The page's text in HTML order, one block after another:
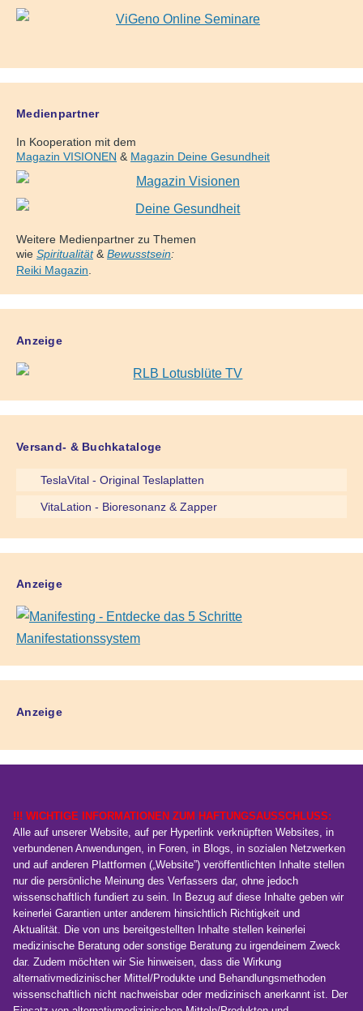
Medienpartner
In Kooperation mit dem
Magazin VISIONEN & Magazin Deine Gesundheit
Weitere Medienpartner zu Themen
wie Spiritualität& Bewusstsein:
Reiki Magazin.
Anzeige
Versand- & Buchkataloge
TeslaVital - Original Teslaplatten
VitaLation - Bioresonanz & Zapper
Anzeige
Anzeige
!!! WICHTIGE INFORMATIONEN ZUM HAFTUNGSAUSSCHLUSS:
Alle auf unserer Website, auf per Hyperlink verknüpften Websites, in
verbundenen Anwendungen, in Foren, in Blogs, in sozialen Netzwerken
und auf anderen Plattformen („Website”) veröffentlichten Inhalte stellen
nur die persönliche Meinung des Verfassers dar, ohne jedoch
wissenschaftlich fundiert zu sein. In Bezug auf diese Inhalte geben wir
keinerlei Garantien unter anderem hinsichtlich Richtigkeit und
Aktualität. Die von uns bereitgestellten Inhalte stellen keinerlei
medizinische Beratung oder sonstige Beratung zu irgendeinem Zweck
dar. Zudem möchten wir Sie hinweisen, dass die Wirkung
alternativmedizinischer Mittel/Produkte und Behandlungsmethoden
wissenschaftlich nicht nachweisbar oder medizinisch anerkannt ist. Der